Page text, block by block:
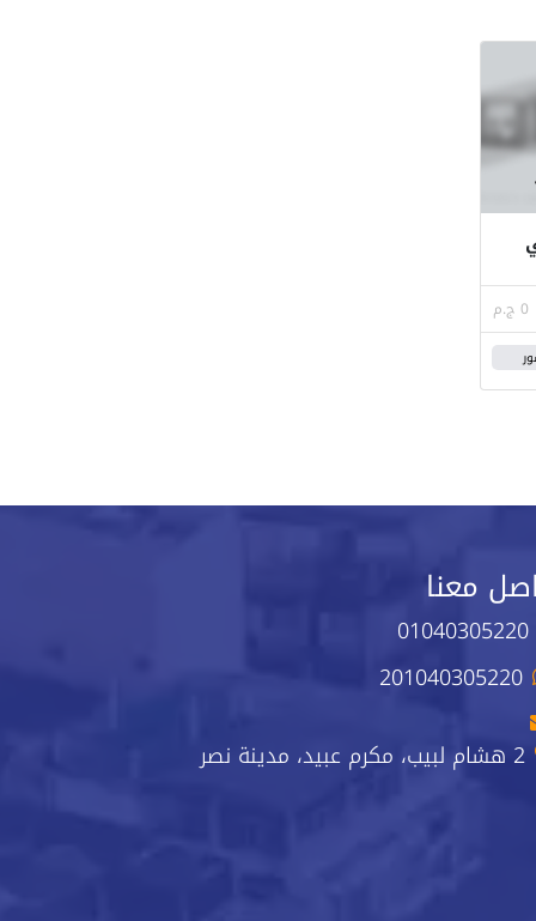
0 ج.م
معنا
01040305220
201040305220
2 هشام لبيب، مكرم عبيد، مدينة نصر